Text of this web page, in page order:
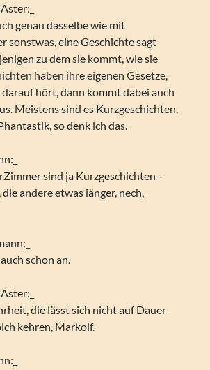
genau dasselbe wie mit
sonstwas, eine Geschichte sagt
zu dem sie kommt, wie sie
haben ihre eigenen Gesetze,
hört, dann kommt dabei auch
Meistens sind es Kurzgeschichten,
so denk ich das.
sind ja Kurzgeschichten –
andere etwas länger, nech,
schon an.
die lässt sich nicht auf Dauer
kehren, Markolf.